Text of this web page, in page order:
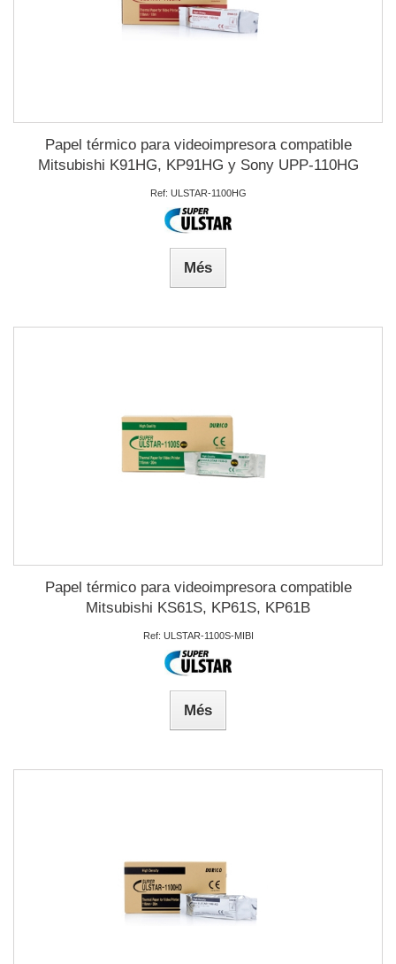
Papel térmico para videoimpresora compatible
Mitsubishi K91HG, KP91HG y Sony UPP-110HG
Ref: ULSTAR-1100HG
Més
Papel térmico para videoimpresora compatible
Mitsubishi KS61S, KP61S, KP61B
Ref: ULSTAR-1100S-MIBI
Més